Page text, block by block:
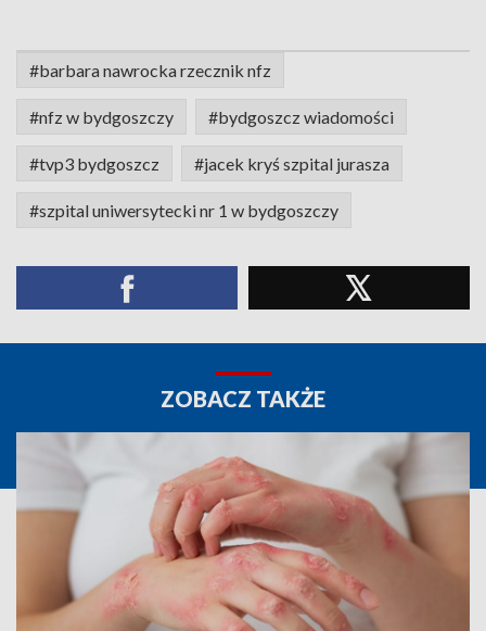
#barbara nawrocka rzecznik nfz
#nfz w bydgoszczy #bydgoszcz wiadomości
#tvp3 bydgoszcz #jacek kryś szpital jurasza
#szpital uniwersytecki nr 1 w bydgoszczy
ZOBACZ TAKŻE